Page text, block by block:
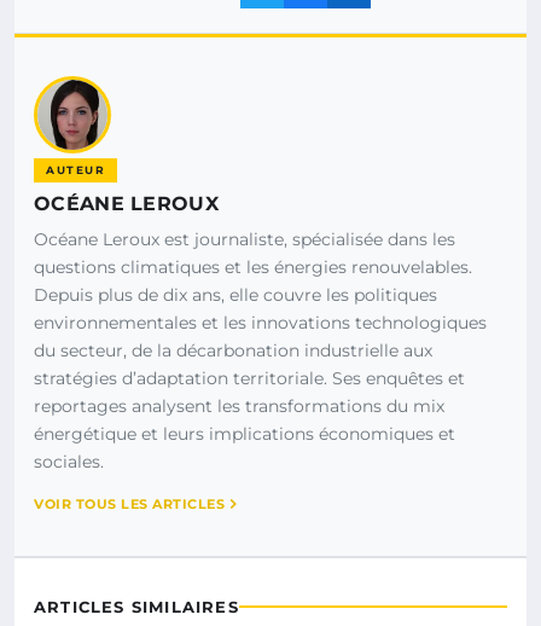
AUTEUR
OCÉANE LEROUX
Océane Leroux est journaliste, spécialisée dans les
questions climatiques et les énergies renouvelables.
Depuis plus de dix ans, elle couvre les politiques
environnementales et les innovations technologiques
du secteur, de la décarbonation industrielle aux
stratégies d’adaptation territoriale. Ses enquêtes et
reportages analysent les transformations du mix
énergétique et leurs implications économiques et
sociales.
VOIR TOUS LES ARTICLES
ARTICLES SIMILAIRES